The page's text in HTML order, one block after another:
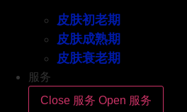
皮肤初老期
皮肤成熟期
皮肤衰老期
服务
Close 服务 Open 服务